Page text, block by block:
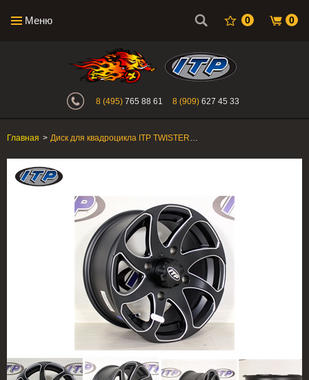
Меню 0 0
Интернет-магазин "Поросенок".
8 (495) 765 88 61 8 (909) 627 45 33
Главная > Диск для квадроцикла ITP TWISTER 14TW118L